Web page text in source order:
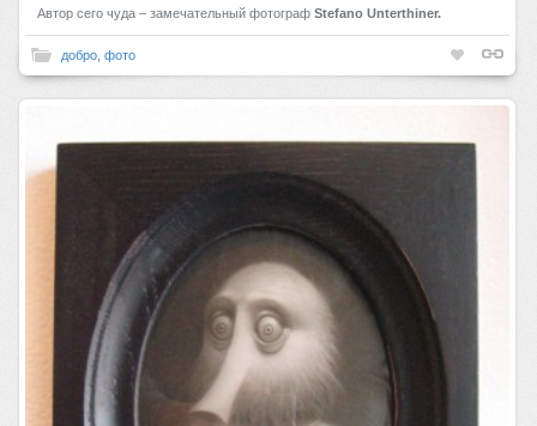
Автор сего чуда – замечательный фотограф Stefano Unterthiner.
добро, фото